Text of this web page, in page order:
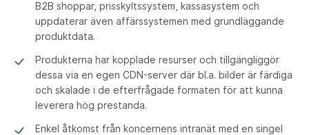
B2B shoppar, prisskyltssystem, kassasystem och
uppdaterar även affärssystemen med grundläggande
produktdata.
Produkterna har kopplade resurser och tillgängliggör
dessa via en egen CDN-server där bl.a. bilder är färdiga
och skalade i de efterfrågade formaten för att kunna
leverera hög prestanda.
Enkel åtkomst från koncernens intranät med en singel